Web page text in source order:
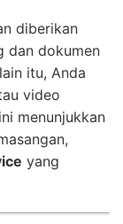
diberikan
dan dokumen
itu, Anda
video
menunjukkan
yang